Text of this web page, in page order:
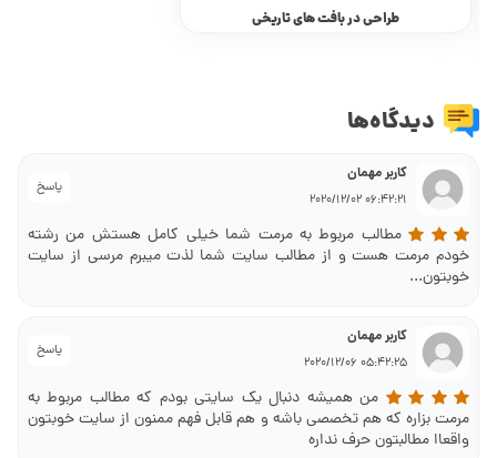
طراحی در بافت های تاريخی
دیدگاه‌ها
پاسخ
کاربر مهمان
06:42:21 2020/12/02
مطالب مربوط به مرمت شما خیلی کامل هستش من رشته
خودم مرمت هست و از مطالب سایت شما لذت میبرم مرسی از سایت
خوبتون...
پاسخ
کاربر مهمان
05:42:25 2020/12/06
من همیشه دنبال یک سایتی بودم که مطالب مربوط به
مرمت بزاره که هم تخصصی باشه و هم قابل فهم ممنون از سایت خوبتون
واقعاا مطالبتون حرف نداره